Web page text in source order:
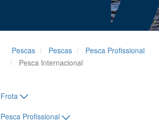
Pescas Pescas
Pesca Profissional
Pesca Internacional
Frota
Pesca Profissional